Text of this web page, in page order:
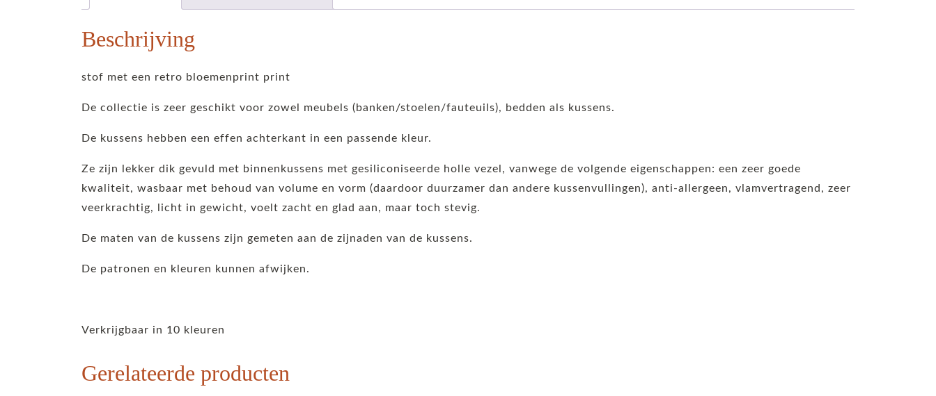
Beschrijving
stof met een retro bloemenprint print
De collectie is zeer geschikt voor zowel meubels (banken/stoelen/fauteuils), bedden als kussens.
De kussens hebben een effen achterkant in een passende kleur.
Ze zijn lekker dik gevuld met binnenkussens met gesiliconiseerde holle vezel, vanwege de volgende eigenschappen: een zeer goede
kwaliteit, wasbaar met behoud van volume en vorm (daardoor duurzamer dan andere kussenvullingen), anti-allergeen, vlamvertragend, zeer
veerkrachtig, licht in gewicht, voelt zacht en glad aan, maar toch stevig.
De maten van de kussens zijn gemeten aan de zijnaden van de kussens.
De patronen en kleuren kunnen afwijken.
Verkrijgbaar in 10 kleuren
Gerelateerde producten